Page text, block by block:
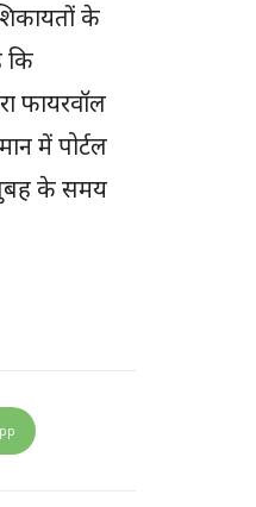
के
कि
फायरवॉल
में पोर्टल
सुबह के समय